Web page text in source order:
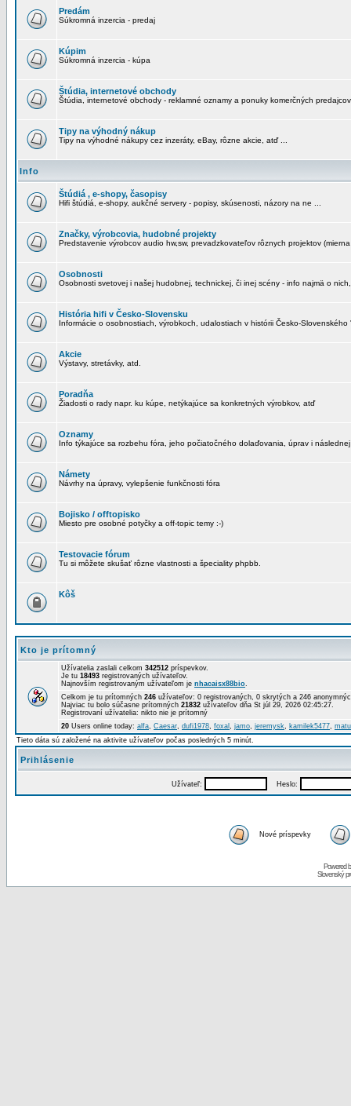
Predám
Súkromná inzercia - predaj
Kúpim
Súkromná inzercia - kúpa
Štúdia, internetové obchody
Štúdia, internetové obchody - reklamné oznamy a ponuky komerčných predajcov
Tipy na výhodný nákup
Tipy na výhodné nákupy cez inzeráty, eBay, rôzne akcie, atď ...
Info
Štúdiá , e-shopy, časopisy
Hifi štúdiá, e-shopy, aukčné servery - popisy, skúsenosti, názory na ne ...
Značky, výrobcovia, hudobné projekty
Predstavenie výrobcov audio hw,sw, prevadzkovateľov rôznych projektov
Osobnosti
Osobnosti svetovej i našej hudobnej, technickej, či inej scény - info najmä o
História hifi v Česko-Slovensku
Informácie o osobnostiach, výrobkoch, udalostiach v histórii Česko-Slovenského
Akcie
Výstavy, stretávky, atd.
Poradňa
Žiadosti o rady napr. ku kúpe, netýkajúce sa konkretných výrobkov, atď
Oznamy
Info týkajúce sa rozbehu fóra, jeho počiatočného dolaďovania, úprav i
Námety
Návrhy na úpravy, vylepšenie funkčnosti fóra
Bojisko / offtopisko
Miesto pre osobné potyčky a off-topic temy :-)
Testovacie fórum
Tu si môžete skušať rôzne vlastnosti a špeciality phpbb.
Kôš
Kto je prítomný
Užívatelia zaslali celkom 342512 príspevkov.
Je tu 18493 registrovaných užívateľov.
Najnovším registrovaným užívateľom je nhacaisx88bio.
Celkom je tu prítomných 246 užívateľov: 0 registrovaných, 0 skrytých a 246
Najviac tu bolo súčasne prítomných 21832 užívateľov dňa St júl 29, 2026 02:45:27.
Registrovaní užívatelia: nikto nie je prítomný
20 Users online today: alfa, Caesar, dufi1978, foxal , jamo, jeremysk, kamilek5477,
Tieto dáta sú založené na aktivite užívateľov počas posledných 5 minút.
Prihlásenie
Užívateľ: Heslo:
Nové príspevky
Powered
Slovenský